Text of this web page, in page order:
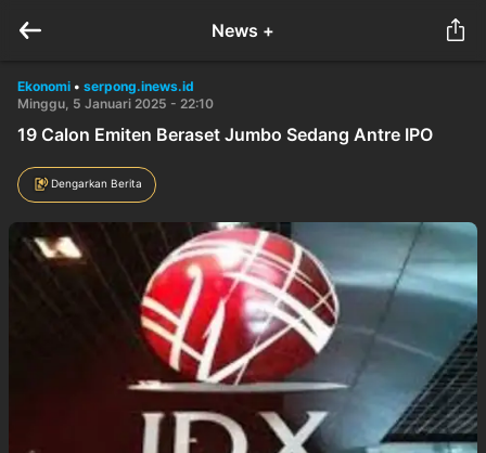
News +
Ekonomi • serpong.inews.id
Minggu, 5 Januari 2025 - 22:10
19 Calon Emiten Beraset Jumbo Sedang Antre IPO
Dengarkan Berita